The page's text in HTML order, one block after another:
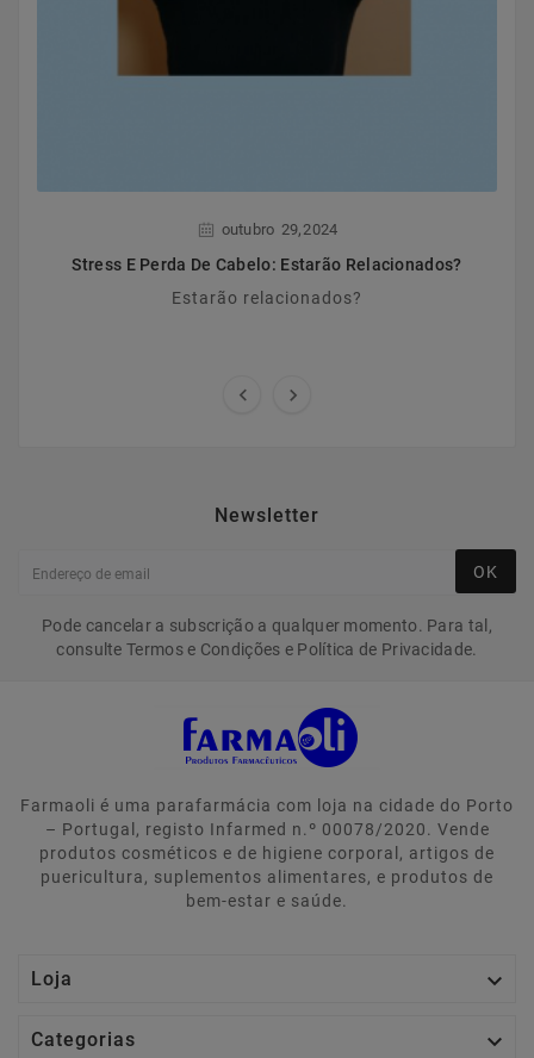
outubro 29, 2024
Stress E Perda De Cabelo: Estarão Relacionados?
Estarão relacionados?
 
Newsletter
OK
Pode cancelar a subscrição a qualquer momento. Para tal,
consulte Termos e Condições e Política de Privacidade.
Farmaoli é uma parafarmácia com loja na cidade do Porto
– Portugal, registo Infarmed n.º 00078/2020. Vende
produtos cosméticos e de higiene corporal, artigos de
puericultura, suplementos alimentares, e produtos de
bem-estar e saúde.
Loja 
Categorias 